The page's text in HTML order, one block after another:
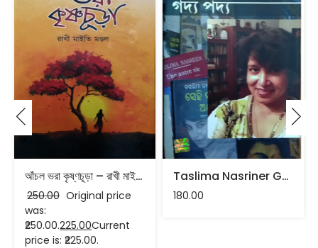
আঁচল ভরা কৃষ্ণচূড়া – রাখী মাইতি মণ্ডল
250.00 Original price
was:
₹250.00.225.00Current
price is: ₹225.00.
Taslima Nasriner GadyaPadya
180.00